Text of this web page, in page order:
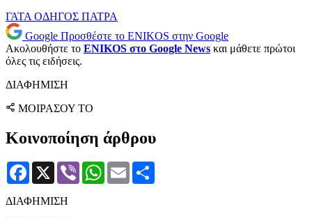
ΓΑΤΑ ΟΔΗΓΟΣ ΠΑΤΡΑ
Google Προσθέστε το ENIKOS στην Google
Ακολουθήστε το ENIKOS στο Google News και μάθετε πρώτοι
όλες τις ειδήσεις.
ΔΙΑΦΗΜΙΣΗ
ΜΟΙΡΑΣΟΥ ΤΟ
Κοινοποίηση άρθρου
Facebook
X Viber WhatsApp
Email
ΔΙΑΦΗΜΙΣΗ